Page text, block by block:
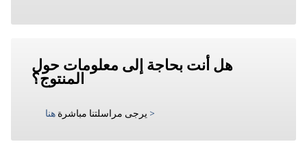
هل أنت بحاجة إلى معلومات حول
المنتوج؟
يرجى مراسلتنا مباشرة هنا >